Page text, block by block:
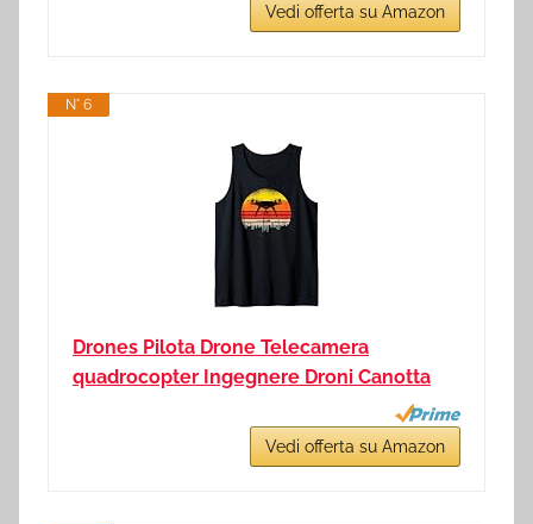
Vedi offerta su Amazon
N° 6
Drones Pilota Drone Telecamera
quadrocopter Ingegnere Droni Canotta
Vedi offerta su Amazon